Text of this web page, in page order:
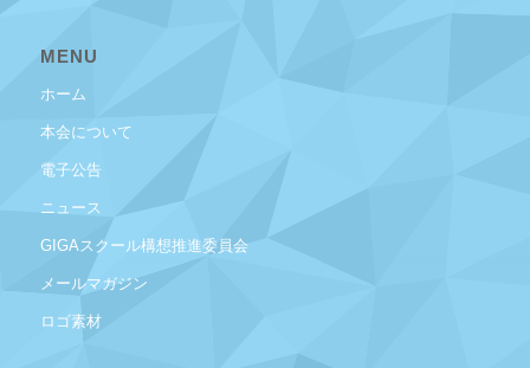
MENU
ホーム
本会について
電子公告
ニュース
GIGAスクール構想推進委員会
メールマガジン
ロゴ素材